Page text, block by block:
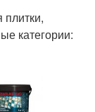
плитки,
категории: